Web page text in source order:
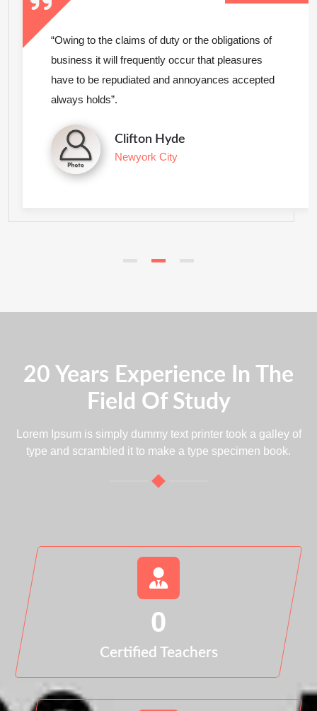
“Owing to the claims of duty or the obligations of
business it will frequently occur that pleasures
have to be repudiated and annoyances accepted
always holds”.
Clifton Hyde
Newyork City
20 Years Experience In The
Field Of Study
Lorem Ipsum is simply dummy text printer took a galley of
type and scrambled it to make a type specimen book.
0
Certified Teachers